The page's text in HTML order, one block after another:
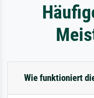
Wie funktioniert